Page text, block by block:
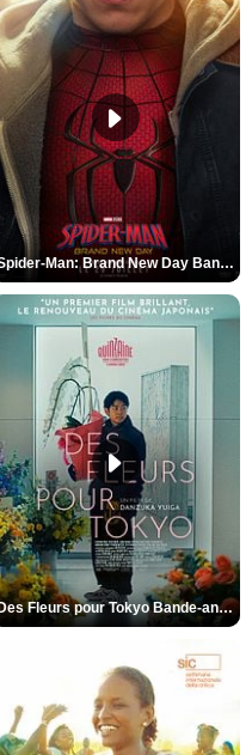
Spider-Man: Brand New Day Bande-annonce VO STFR
Des Fleurs pour Tokyo Bande-annonce VO STFR